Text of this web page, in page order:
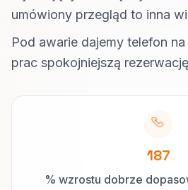
umówiony przegląd to inna
Pod awarie dajemy telefon
prac spokojniejszą
187
% wzrostu dobrze